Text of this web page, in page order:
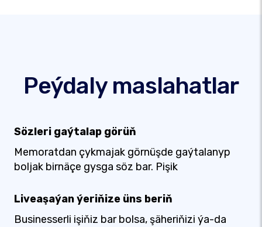
Peýdaly maslahatlar
Sözleri gaýtalap görüň
Memoratdan çykmajak görnüşde gaýtalanyp
boljak birnäçe gysga söz bar. Pişik
Liveaşaýan ýeriňize üns beriň
Businesserli işiňiz bar bolsa, şäheriňizi ýa-da